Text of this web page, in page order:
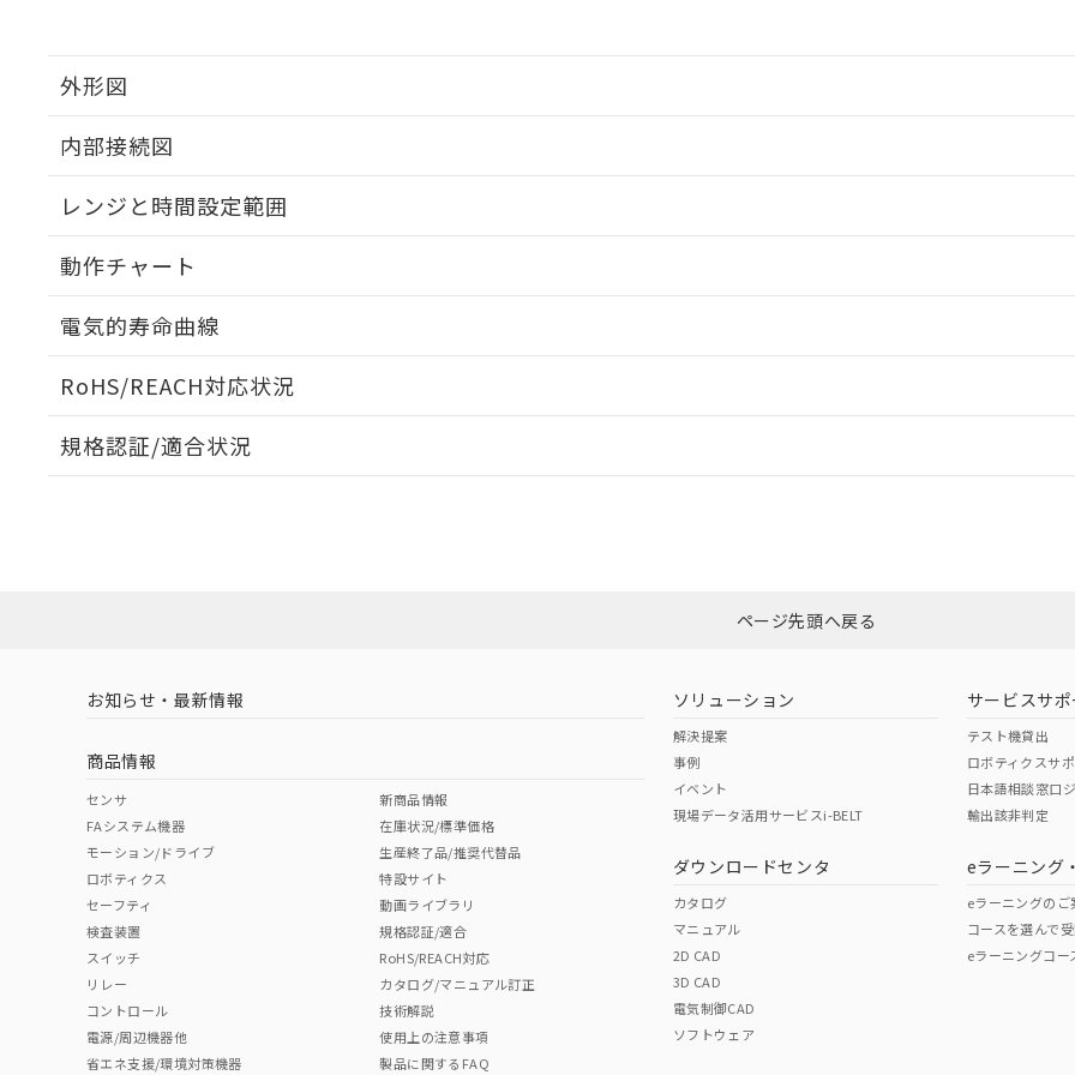
外形図
内部接続図
レンジと時間設定範囲
動作チャート
電気的寿命曲線
RoHS/REACH対応状況
EU RoHS 注意事項・凡例
ダウンロードはこちら
中国 RoHS 注意事項・凡例
中国 RoHS表
Pb Hg Cr(VI)
"対応済み"や非含有の記載がされた商品であっても、流通在庫等で未対応品が混在する可能性があります。
非含有品が必要な際は、弊社営業部門もしくは販売店へお問い合わせください。
規格認証/適合状況
（イギリス
（ノルウェー
（日本
（アメリカ
この製品の規格認証/適合
その他の認証はこちらのページからご
ページ先頭へ戻る
お知らせ・最新情報
商品情報
センサ
FAシステム機器
モーション/ドライブ
ロボティクス
セーフティ
検査装置
スイッチ
リレー
コントロール
電源/周辺機器他
省エネ支援/環境対策機器
新商品情報
在庫状況/標準価格
生産終了品/推奨代替品
特設サイト
動画ライブラリ
規格認証/適合
RoHS/REACH対応
カタログ/マニュアル訂正
技術解説
使用上の注意事項
製品に関するFAQ
ソリューション
解決提案
事例
イベント
現場データ活用サービスi-BELT
ダウンロードセンタ
カタログ
マニュアル
2D CAD
3D CAD
電気制御CAD
ソフトウェア
サービスサポ
テスト機貸出
ロボティクスサ
日本語相談窓口
輸出該非判定
eラーニング
eラーニングのご
コースを選んで
eラーニングコー